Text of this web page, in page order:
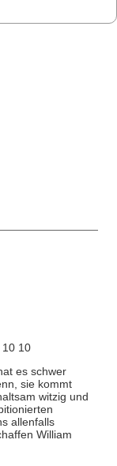
10 10
es schwer
sie kommt
witzig und
allenfalls
William